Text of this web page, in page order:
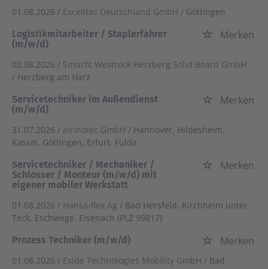
01.08.2026 / Excelitas Deutschland GmbH / Göttingen
Logistikmitarbeiter / Staplerfahrer
(m/w/d)
Merken
02.08.2026 / Smurfit Westrock Herzberg Solid Board GmbH
/ Herzberg am Harz
Servicetechniker im Außendienst
(m/w/d)
Merken
31.07.2026 / airinotec GmbH / Hannover, Hildesheim,
Kassel, Göttingen, Erfurt, Fulda
Servicetechniker / Mechaniker /
Schlosser / Monteur (m/w/d) mit
eigener mobiler Werkstatt
Merken
01.08.2026 / Hansa-flex Ag / Bad Hersfeld, Kirchheim unter
Teck, Eschwege, Eisenach (PLZ 99817)
Prozess Techniker (m/w/d)
Merken
01.08.2026 / Exide Technologies Mobility GmbH / Bad